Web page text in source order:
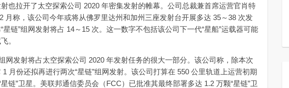
拉开了太空探索公司 2020 年密集发射的帷幕。公司总裁兼首席运营官肖特
月称，该公司今年或将从佛罗里达州和加州三座发射台开展多达 35～38 次发
星链”组网发射将占 14～15 次。这一数字不包括该公司下一代“星船”运载器可能
。
发射将占太空探索公司 2020 年发射任务的很大一部分。该公司称，除本次
1 月份还拟再进行两次“星链”组网发射。该公司打算在 550 公里轨道上运营初期
星链”卫星。美联邦通信委员会（FCC）已批准其最终部署多达 1.2 万颗“星链”卫